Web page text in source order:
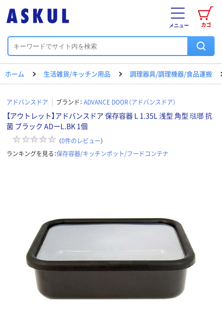
カゴ
メニュー
ホーム 生活雑貨/キッチン用品 調理器具/調理機器/食品運搬
アドバンスドア ブランド： ADVANCE DOOR（アドバンスドア）
【アウトレット】アドバンスドア 保存容器 L 1.35L 浅型 角型 琺瑯 抗
菌 ブラック ADーL.BK 1個
（0件のレビュー）
ランキングを見る：保存容器/キッチンポット/フードコンテナ